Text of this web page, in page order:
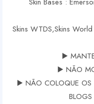
Skins WTDS,Skins
▶️
▶️ NÃO
▶️ NÃO COLOQUE OS